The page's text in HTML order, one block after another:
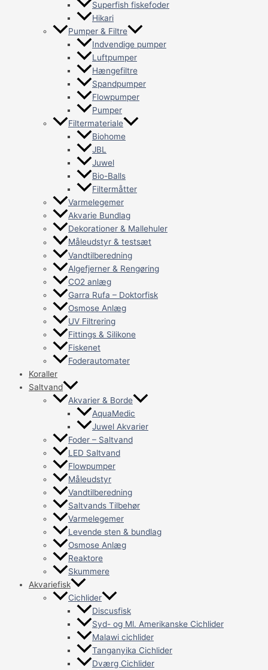
Superfish fiskefoder
Hikari
Pumper & Filtre
Indvendige pumper
Luftpumper
Hængefiltre
Spandpumper
Flowpumper
Pumper
Filtermateriale
Biohome
JBL
Juwel
Bio-Balls
Filtermåtter
Varmelegemer
Akvarie Bundlag
Dekorationer & Mallehuler
Måleudstyr & testsæt
Vandtilberedning
Algefjerner & Rengøring
CO2 anlæg
Garra Rufa – Doktorfisk
Osmose Anlæg
UV Filtrering
Fittings & Silikone
Fiskenet
Foderautomater
Koraller
Saltvand
Akvarier & Borde
AquaMedic
Juwel Akvarier
Foder – Saltvand
LED Saltvand
Flowpumper
Måleudstyr
Vandtilberedning
Saltvands Tilbehør
Varmelegemer
Levende sten & bundlag
Osmose Anlæg
Reaktore
Skummere
Akvariefisk
Cichlider
Discusfisk
Syd- og Ml. Amerikanske Cichlider
Malawi cichlider
Tanganyika Cichlider
Dværg Cichlider